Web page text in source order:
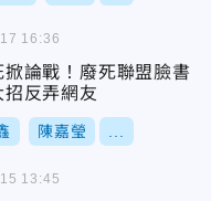
論戰！廢死聯盟臉書
反弄網友
陳嘉瑩
16:36
13:45